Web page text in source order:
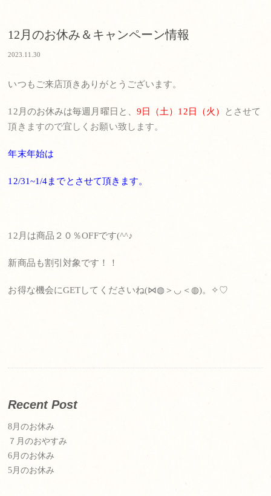
12月のお休み＆キャンペーン情報
2023.11.30
いつもご来店頂きありがとうございます。
12月のお休みは毎週月曜日と、 9日（土）12日（火）
とさせて
頂きますので宜しくお願い致します。
年末年始は
12/31~1/4までとさせて頂きます。
12月は商品２０％OFFです(^^♪
新商品も割引対象です！！
お得な機会にGETしてくださいね(⋈◍＞◡＜◍)。✧♡
Recent Post
8月のお休み
７月のおやすみ
6月のお休み
5月のお休み